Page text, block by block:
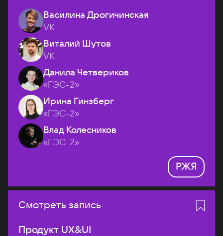
Василина Дрогичинская
VK
Виталий Шутов
VK
Данила Четвериков
«ГЭС-2»
Ирина Гинзберг
«ГЭС-2»
Влад Колесников
«ГЭС-2»
РЖЯ
Смотреть запись
Продукт UX&UI